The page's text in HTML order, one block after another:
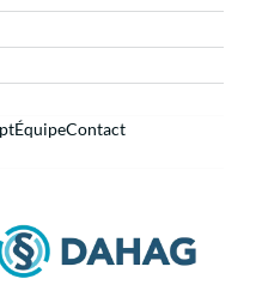
ÉquipeContact